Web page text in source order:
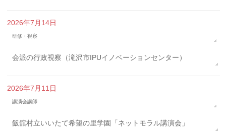
2026年7月14日
研修・視察
会派の行政視察（滝沢市IPUイノベーションセンター）
2026年7月11日
講演会講師
飯舘村立いいたて希望の里学園「ネットモラル講演会」